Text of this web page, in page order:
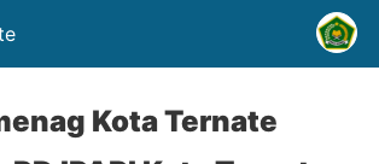
Kota Ternate